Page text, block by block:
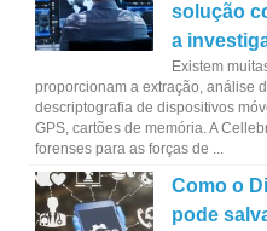
solução
a
Existem
proporcionam a extração, análise
descriptografia de dispositivos
GPS, cartões de memória. A
forenses para as forças de ...
Como o
pode